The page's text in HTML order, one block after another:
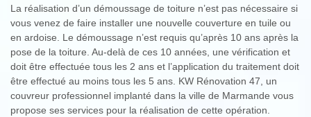
La réalisation d’un démoussage de toiture n’est pas nécessaire si
vous venez de faire installer une nouvelle couverture en tuile ou
en ardoise. Le démoussage n’est requis qu’après 10 ans après la
pose de la toiture. Au-delà de ces 10 années, une vérification et
doit être effectuée tous les 2 ans et l’application du traitement doit
être effectué au moins tous les 5 ans. KW Rénovation 47, un
couvreur professionnel implanté dans la ville de Marmande vous
propose ses services pour la réalisation de cette opération.